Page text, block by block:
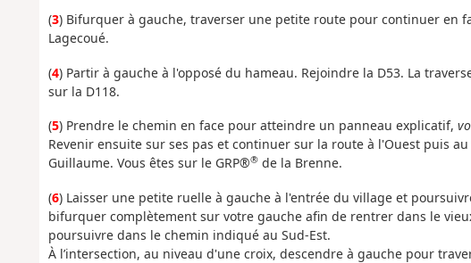
(3) Bifurquer à gauche, traverser une petite route pour continuer en
Lagecoué.
(4) Partir à gauche à l'opposé du hameau. Rejoindre la D53. La
sur la D118.
(5) Prendre le chemin en face pour atteindre un panneau explicatif,
Revenir ensuite sur ses pas et continuer sur la route à l'Ouest puis
Guillaume. Vous êtes sur le GRP®®de la Brenne.
(6) Laisser une petite ruelle à gauche à l'entrée du village et
bifurquer complètement sur votre gauche afin de rentrer dans le
poursuivre dans le chemin indiqué au Sud-Est.
À l’intersection, au niveau d'une croix, descendre à gauche pour